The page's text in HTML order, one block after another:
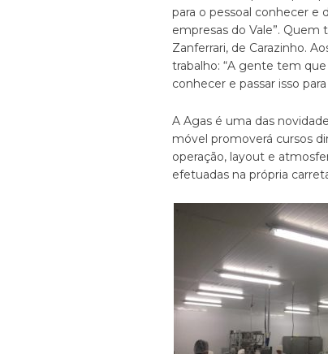
para o pessoal conhecer e
empresas do Vale”.
Zanferrari, de Carazinho.
trabalho: “A gente tem
conhecer e passar isso
A Agas é uma das
móvel promoverá cursos
operação, layout e
efetuadas na própria